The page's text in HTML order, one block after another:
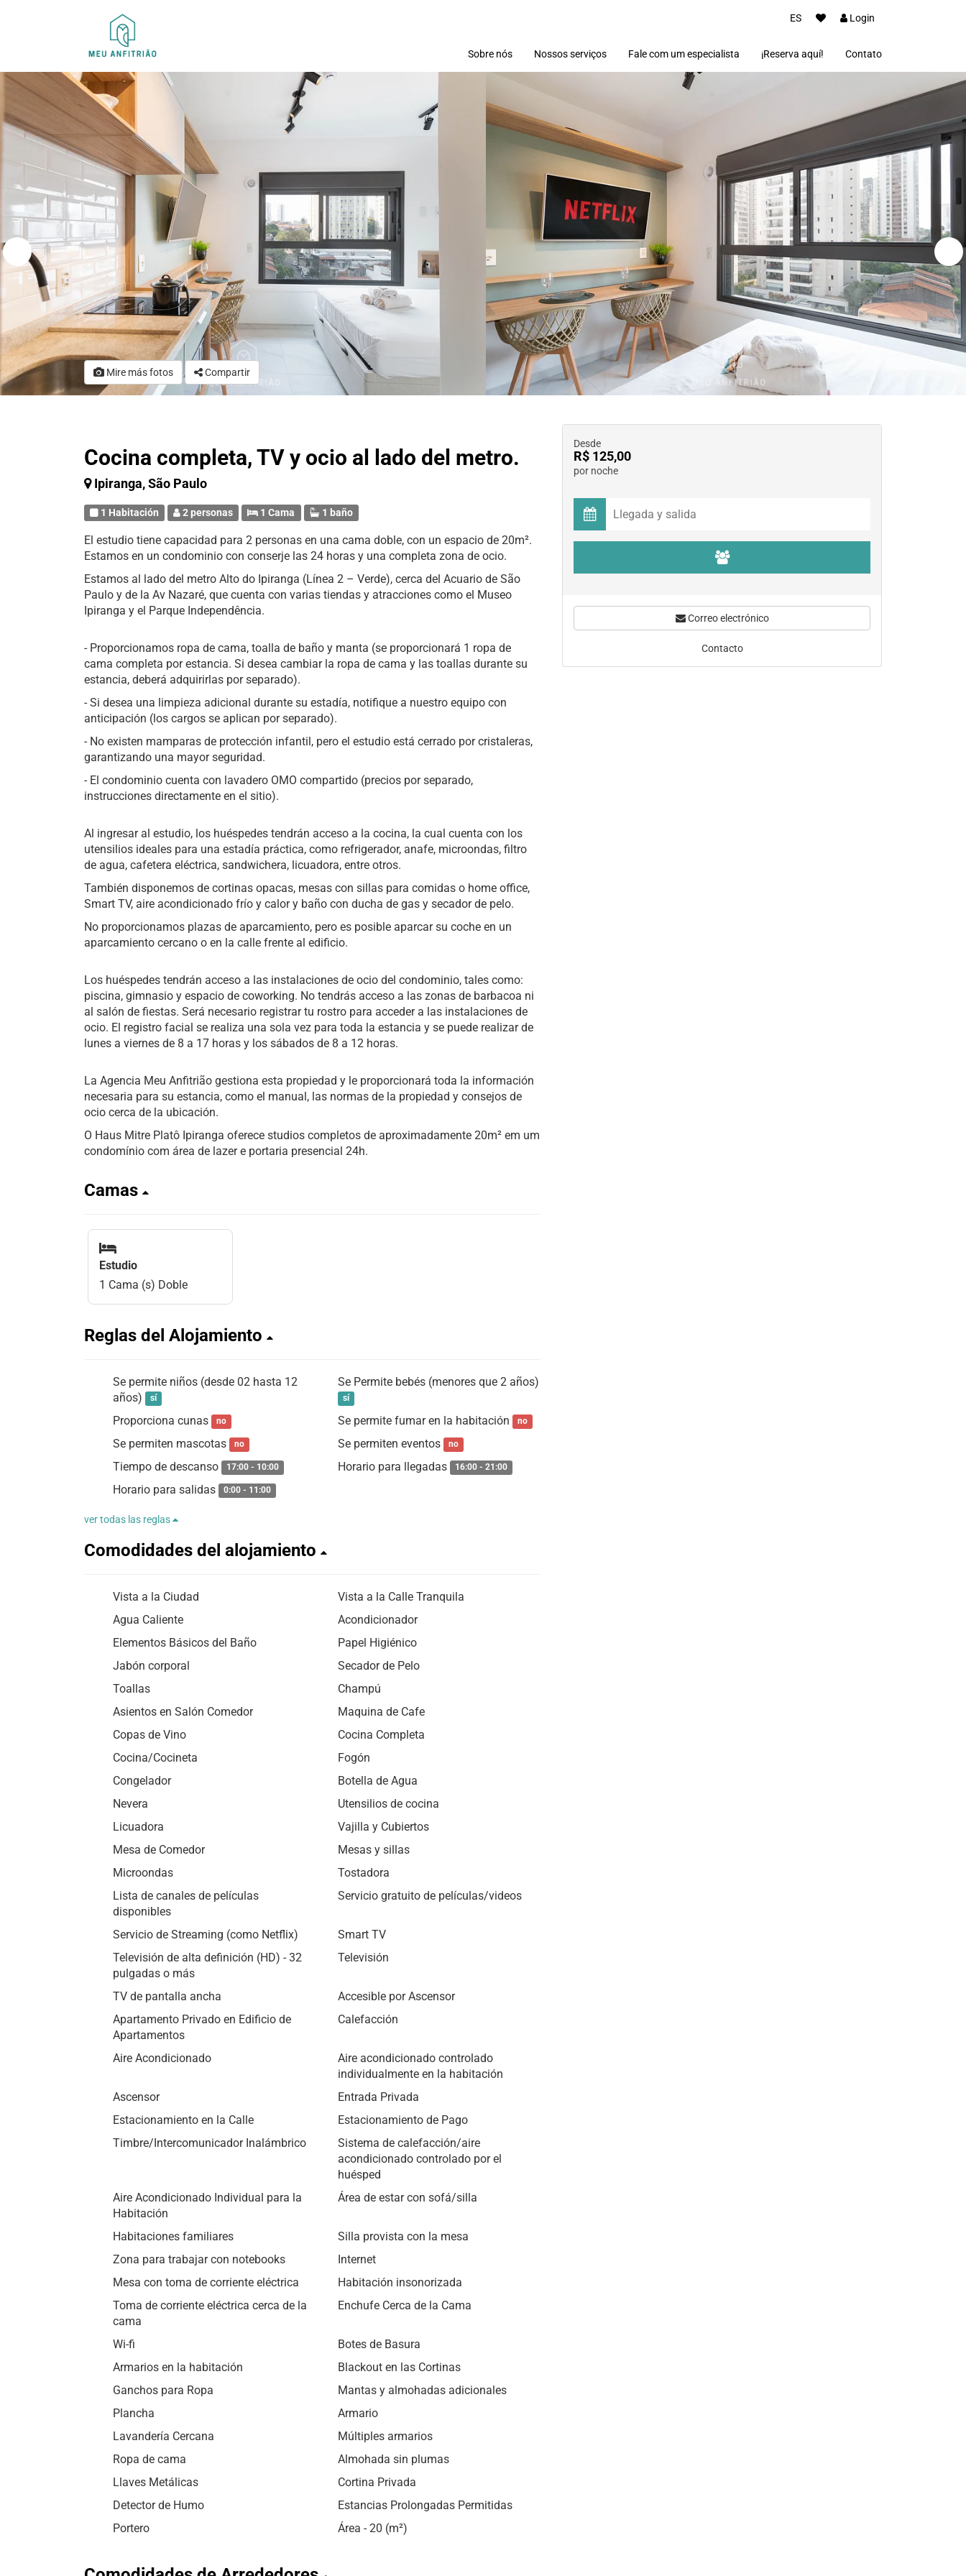
ES Login
Sobre nós Nossos serviços Fale com um especialista ¡Reserva aquí! Contato
Mire más fotos Compartir
Cocina completa, TV y ocio al lado del metro.
Ipiranga, São Paulo
1 Habitación 2 personas 1 Cama 1 baño
El estudio tiene capacidad para 2 personas en una cama doble, con un espacio de 20m².
Estamos en un condominio con conserje las 24 horas y una completa zona de ocio.
Estamos al lado del metro Alto do Ipiranga (Línea 2 – Verde), cerca del Acuario de São
Paulo y de la Av Nazaré, que cuenta con varias tiendas y atracciones como el Museo
Ipiranga y el Parque Independência.
- Proporcionamos ropa de cama, toalla de baño y manta (se proporcionará 1 ropa de
cama completa por estancia. Si desea cambiar la ropa de cama y las toallas durante su
estancia, deberá adquirirlas por separado).
- Si desea una limpieza adicional durante su estadía, notifique a nuestro equipo con
anticipación (los cargos se aplican por separado).
- No existen mamparas de protección infantil, pero el estudio está cerrado por cristaleras,
garantizando una mayor seguridad.
- El condominio cuenta con lavadero OMO compartido (precios por separado,
instrucciones directamente en el sitio).
Al ingresar al estudio, los huéspedes tendrán acceso a la cocina, la cual cuenta con los
utensilios ideales para una estadía práctica, como refrigerador, anafe, microondas, filtro
de agua, cafetera eléctrica, sandwichera, licuadora, entre otros.
También disponemos de cortinas opacas, mesas con sillas para comidas o home office,
Smart TV, aire acondicionado frío y calor y baño con ducha de gas y secador de pelo.
No proporcionamos plazas de aparcamiento, pero es posible aparcar su coche en un
aparcamiento cercano o en la calle frente al edificio.
Los huéspedes tendrán acceso a las instalaciones de ocio del condominio, tales como:
piscina, gimnasio y espacio de coworking. No tendrás acceso a las zonas de barbacoa ni
al salón de fiestas. Será necesario registrar tu rostro para acceder a las instalaciones de
ocio. El registro facial se realiza una sola vez para toda la estancia y se puede realizar de
lunes a viernes de 8 a 17 horas y los sábados de 8 a 12 horas.
La Agencia Meu Anfitrião gestiona esta propiedad y le proporcionará toda la información
necesaria para su estancia, como el manual, las normas de la propiedad y consejos de
ocio cerca de la ubicación.
O Haus Mitre Platô Ipiranga oferece studios completos de aproximadamente 20m² em um
condomínio com área de lazer e portaria presencial 24h.
Camas
Estudio
1 Cama (s) Doble
Reglas del Alojamiento
Se permite niños (desde 02 hasta 12
años)
sí
Se Permite bebés (menores que 2 años)
sí
Proporciona cunas no Se permite fumar en la habitación no
Se permiten mascotas no Se permiten eventos no
Tiempo de descanso 17:00 - 10:00 Horario para llegadas 16:00 - 21:00
Horario para salidas 0:00 - 11:00
ver todas las reglas
Comodidades del alojamiento
Vista a la Ciudad
Vista a la Calle Tranquila
Agua Caliente
Acondicionador
Elementos Básicos del Baño
Papel Higiénico
Jabón corporal
Secador de Pelo
Toallas
Champú
Asientos en Salón Comedor
Maquina de Cafe
Copas de Vino
Cocina Completa
Cocina/Cocineta
Fogón
Congelador
Botella de Agua
Nevera
Utensilios de cocina
Licuadora
Vajilla y Cubiertos
Mesa de Comedor
Mesas y sillas
Microondas
Tostadora
Lista de canales de películas
disponibles
Servicio gratuito de películas/videos
Servicio de Streaming (como Netflix)
Smart TV
Televisión de alta definición (HD) - 32
pulgadas o más
Televisión
TV de pantalla ancha
Accesible por Ascensor
Apartamento Privado en Edificio de
Apartamentos
Calefacción
Aire Acondicionado
Aire acondicionado controlado
individualmente en la habitación
Ascensor
Entrada Privada
Estacionamiento en la Calle
Estacionamiento de Pago
Timbre/Intercomunicador Inalámbrico
Sistema de calefacción/aire
acondicionado controlado por el
huésped
Aire Acondicionado Individual para la
Habitación
Área de estar con sofá/silla
Habitaciones familiares
Silla provista con la mesa
Zona para trabajar con notebooks
Internet
Mesa con toma de corriente eléctrica
Habitación insonorizada
Toma de corriente eléctrica cerca de la
cama
Enchufe Cerca de la Cama
Wi-fi
Botes de Basura
Armarios en la habitación
Blackout en las Cortinas
Ganchos para Ropa
Mantas y almohadas adicionales
Plancha
Armario
Lavandería Cercana
Múltiples armarios
Ropa de cama
Almohada sin plumas
Llaves Metálicas
Cortina Privada
Detector de Humo
Estancias Prolongadas Permitidas
Portero
Área - 20 (m²)
Desde
R$ 125,00
por noche
Correo electrónico
Contacto